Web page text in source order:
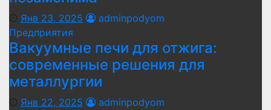
Янв 23, 2025
adminpodyom
Предприятия
Вакуумные печи для отжига:
современные решения для
металлургии
Янв 22, 2025
adminpodyom